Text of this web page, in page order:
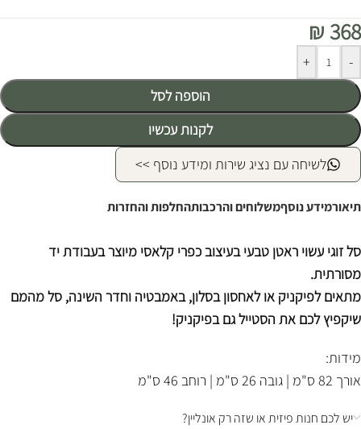
₪368
-
+
הוספה לסל
לקנות עכשיו
Alternative:
לשיחה עם נציג שירות ומידע נוסף >>
תיאורמידע נוסףמשלוחים והרכבותהחלפות והחזרות
סל זוגי עשוי ראטן טבעי בעיצוב כפרי קלאסי מיוצר בעבודת יד
מסורתית.
מתאים לפיקניק או לאחסון בסלון, באמבטיה וחדר השינה, סל מהמם
שיקפיץ לכם את הסטייל גם בפיקניק!
מידות:
אורך 82 ס"מ | גובה 26 ס"מ | רוחב 46 ס"מ
יש לכם חנות פיזית או שזה רק אונליין?